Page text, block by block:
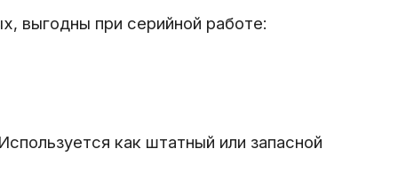
выгодны при серийной работе:
как штатный или запасной